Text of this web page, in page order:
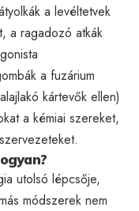
a levéltetvek
a ragadozó atkák
a fuzárium
kártevők ellen)
a kémiai szereket,
utolsó lépcsője,
módszerek nem